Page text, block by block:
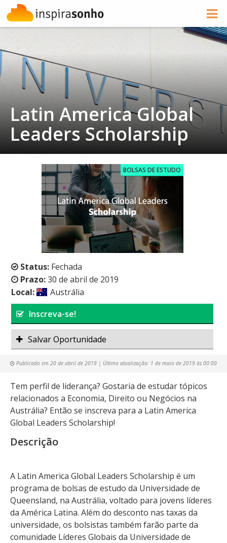
Latin America Global
Leaders Scholarship
BOLSAS DE ESTUDO
Status: Fechada
Prazo:30 de abril de 2019
Local:
Austrália
Inscreva-se!
Salvar Oportunidade
Publicado em 20 de abril de 2019 | Última atualização: 1 de maio de 2019 às 00:00
Tem perfil de liderança? Gostaria de estudar tópicos
relacionados a Economia, Direito ou Negócios na
Austrália? Então se inscreva para a Latin America
Global Leaders Scholarship!
Descrição
A Latin America Global Leaders Scholarship é um
programa de bolsas de estudo da Universidade de
Queensland, na Austrália, voltado para jovens líderes
da América Latina. Além do desconto nas taxas da
universidade, os bolsistas também farão parte da
comunidade Líderes Globais da Universidade de